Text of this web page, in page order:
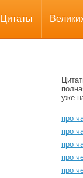
Цитаты
уже
про
про
про
про
про